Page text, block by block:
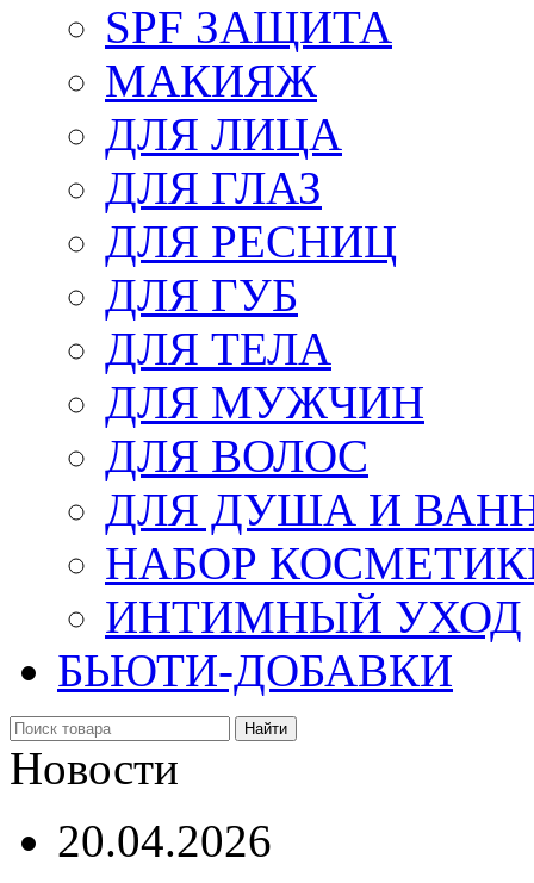
SPF ЗАЩИТА
МАКИЯЖ
ДЛЯ ЛИЦА
ДЛЯ ГЛАЗ
ДЛЯ РЕСНИЦ
ДЛЯ ГУБ
ДЛЯ ТЕЛА
ДЛЯ МУЖЧИН
ДЛЯ ВОЛОС
ДЛЯ ДУША И
НАБОР
ИНТИМНЫЙ УХОД
БЬЮТИ-ДОБАВКИ
Найти
Новости
20.04.2026